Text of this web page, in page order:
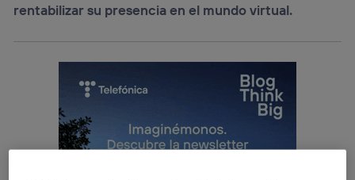
rentabilizar su presencia en el mundo virtual.